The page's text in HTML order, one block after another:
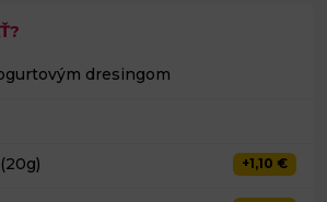
dresingom
+1,10 €